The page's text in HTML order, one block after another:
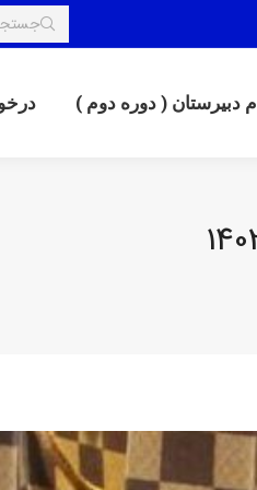
Search:
دبیرستان ( دوره دوم )
ارتباط با ما